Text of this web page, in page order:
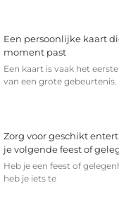
Een persoonlijke kaart
moment past
Een kaart is vaak het
van een grote gebeurtenis.
Zorg voor geschikt
je volgende feest of
Heb je een feest of
heb je iets te